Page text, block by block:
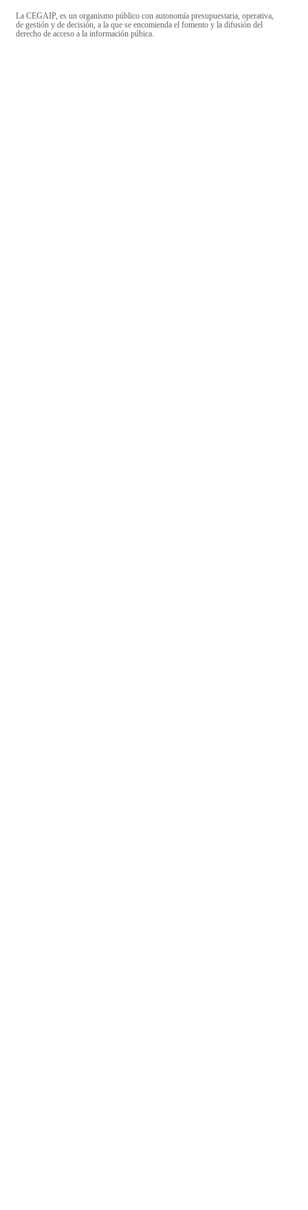
La CEGAIP, es un organismo público con autonomía presupuestaria, operativa,
de gestión y de decisión, a la que se encomienda el fomento y la difusión del
derecho de acceso a la información púbica.